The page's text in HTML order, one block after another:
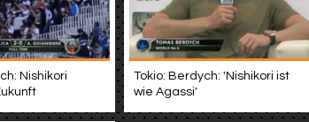
Nishikori
Tokio: Berdych: 'Nishikori ist
wie Agassi'